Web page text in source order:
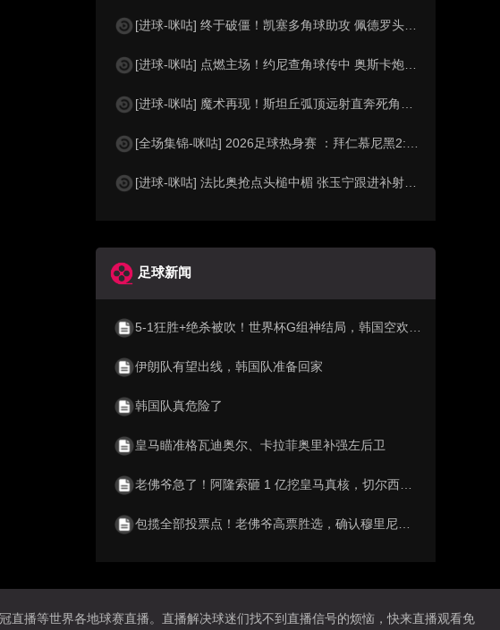
[进球-咪咕] 终于破僵！凯塞多角球助攻 佩德罗头球破门
[进球-咪咕] 点燃主场！约尼查角球传中 奥斯卡炮弹头球破门
[进球-咪咕] 魔术再现！斯坦丘弧顶远射直奔死角先拔头筹
[全场集锦-咪咕] 2026足球热身赛 ：拜仁慕尼黑2:1阿斯顿维拉
[进球-咪咕] 法比奥抢点头槌中楣 张玉宁跟进补射打破僵局
足球新闻
5-1狂胜+绝杀被吹！世界杯G组神结局，韩国空欢喜 比利时逆袭成第1
伊朗队有望出线，韩国队准备回家
韩国队真危险了
皇马瞄准格瓦迪奥尔、卡拉菲奥里补强左后卫
老佛爷急了！阿隆索砸 1 亿挖皇马真核，切尔西截胡利物浦阿森纳
包揽全部投票点！老佛爷高票胜选，确认穆里尼奥重返伯纳乌执教
播等世界各地球赛直播。直播解决球迷们找不到直播信号的烦恼，快来直播观看免